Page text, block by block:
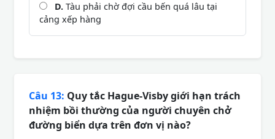
D. Tàu phải chờ đợi cầu bến quá lâu tại
cảng xếp hàng
Câu 13: Quy tắc Hague-Visby giới hạn trách
nhiệm bồi thường của người chuyên chở
đường biển dựa trên đơn vị nào?